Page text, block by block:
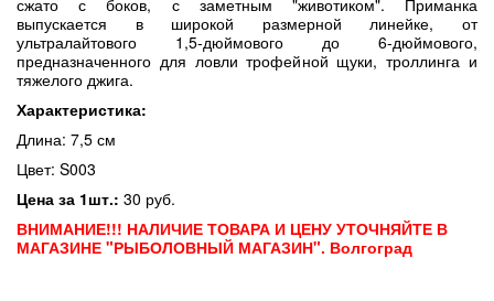
сжато с боков, с заметным "животиком". Приманка
выпускается в широкой размерной линейке, от
ультралайтового 1,5-дюймового до 6-дюймового,
предназначенного для ловли трофейной щуки, троллинга и
тяжелого джига.
Характеристика:
Длина: 7,5 см
Цвет: S003
Цена за 1шт.: 30 руб.
ВНИМАНИЕ!!! НАЛИЧИЕ ТОВАРА И ЦЕНУ УТОЧНЯЙТЕ В
МАГАЗИНЕ "РЫБОЛОВНЫЙ МАГАЗИН". Волгоград